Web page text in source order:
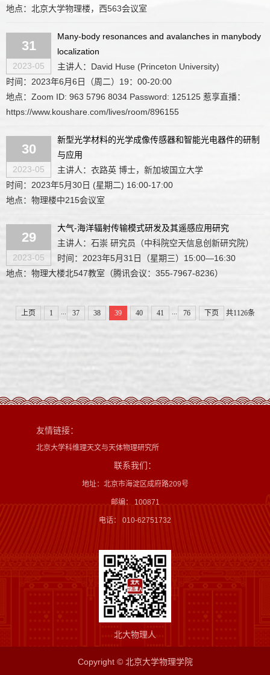
地点：北京大学物理楼，西563会议室
31
2023-05
Many-body resonances and avalanches in many­body
localization
主讲人：David Huse (Princeton University)
时间：2023年6月6日（周二）19：00-20:00
地点：Zoom ID: 963 5796 8034 Password: 125125 惹享直播：
https://www.koushare.com/lives/room/896155
30
2023-05
新型光学材料的光学成像传感器和智能光电器件的研制
与应用
主讲人：衣路英 博士，新加坡国立大学
时间：2023年5月30日 (星期二) 16:00-17:00
地点：物理楼中215会议室
29
2023-05
大气-海洋辐射传输模式研发及其遥感应用研究
主讲人：石崇 研究员（中科院空天信息创新研究院）
时间：2023年5月31日（星期三）15:00—16:30
地点：物理大楼北547教室（腾讯会议：355-7967-8236）
上页 1 ... 37 38 39 40 41 ... 76 下页 共1126条
友情链接：
北京大学科维理天文与天体物理研究所
联系我们：
地址：北京市海淀区成府路209号
邮编： 100871
电话： 010-62751732
北大物理人
Copyright © 北京大学物理学院